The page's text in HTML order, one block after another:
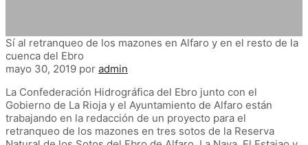
Sí al retranqueo de los mazones en Alfaro y en el resto de la
cuenca del Ebro
mayo 30, 2019 por admin
La Confederación Hidrográfica del Ebro junto con el
Gobierno de La Rioja y el Ayuntamiento de Alfaro están
trabajando en la redacción de un proyecto para el
retranqueo de los mazones en tres sotos de la Reserva